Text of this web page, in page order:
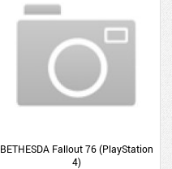
BETHESDA Fallout 76 (PlayStation
4)